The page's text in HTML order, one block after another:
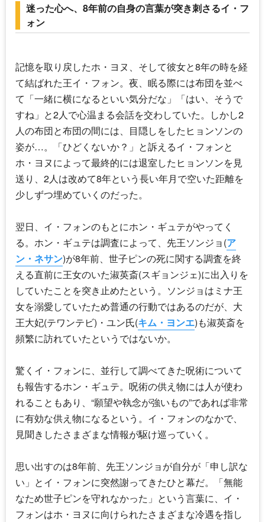
迷った心へ、8年前の自身の言葉が突き刺さるイ・フ
ォン
記憶を取り戻したホ・ヨヌ、そして彼女と8年の時を経
て結ばれた王イ・フォン。夜、眠る際には布団を並べ
て「一緒に横になるといい気分だな」「はい、そうで
すね」と2人で心温まる会話を交わしていた。しかし2
人の布団と布団の間には、目隠しをしたヒョンソンの
姿が…。「ひどくないか？」と訴えるイ・フォンと
ホ・ヨヌによって最終的には退室したヒョンソンを見
送り、2人は改めて8年という長い年月で空いた距離を
少しずつ埋めていくのだった。
翌日、イ・フォンのもとにホン・ギュテがやってく
る。ホン・ギュテは調査によって、先王ソンジョ(ア
ン・ネサン)が8年前、世子ピンの死に関する調査を終
える直前に王女のいた淑英斎(スギョンジェ)に出入りを
していたことを突き止めたという。ソンジョはミナ王
女を溺愛していたため普通の行動ではあるのだが、大
王大妃(テワンテビ)・ユン氏(キム・ヨンエ)も淑英斎を
頻繁に訪れていたというではないか。
驚くイ・フォンに、並行して調べてきた呪術について
も報告するホン・ギュテ。呪術の供え物には人が使わ
れることもあり、“願望や執念が強いもの”であれば非常
に有効な供え物になるという。イ・フォンのなかで、
見聞きしたさまざまな情報が駆け巡っていく。
思い出すのは8年前、先王ソンジョが自分が「申し訳な
い」とイ・フォンに突然謝ってきたひと幕だ。「無能
なため世子ピンを守れなかった」という言葉に、イ・
フォンはホ・ヨヌに向けられたさまざまな冷遇を指し